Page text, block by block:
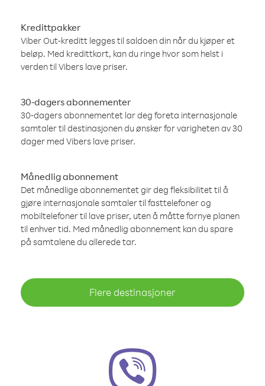
Kredittpakker
Viber Out-kreditt legges til saldoen din når du kjøper et
beløp. Med kredittkort, kan du ringe hvor som helst i
verden til Vibers lave priser.
30-dagers abonnementer
30-dagers abonnementet lar deg foreta internasjonale
samtaler til destinasjonen du ønsker for varigheten av 30
dager med Vibers lave priser.
Månedlig abonnement
Det månedlige abonnementet gir deg fleksibilitet til å
gjøre internasjonale samtaler til fasttelefoner og
mobiltelefoner til lave priser, uten å måtte fornye planen
til enhver tid. Med månedlig abonnement kan du spare
på samtalene du allerede tar.
Flere destinasjoner